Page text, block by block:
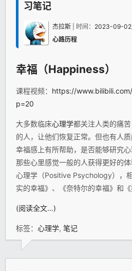
习笔记
杰拉斯 | 时间： 2023-09-
心路历程
幸福（Happiness）
课程视频： https://
p=20
大多数临床心理学都关注人类的痛
的人，让他们恢复正常。但也有人质
幸福感上有所帮助，是否能够研究
那些心里感觉一般的人获得更好的
心理学（Positive Psychology），
实的幸福》、《奈特尔的幸福》和《
(阅读全文…)
标签： 心理学, 笔记